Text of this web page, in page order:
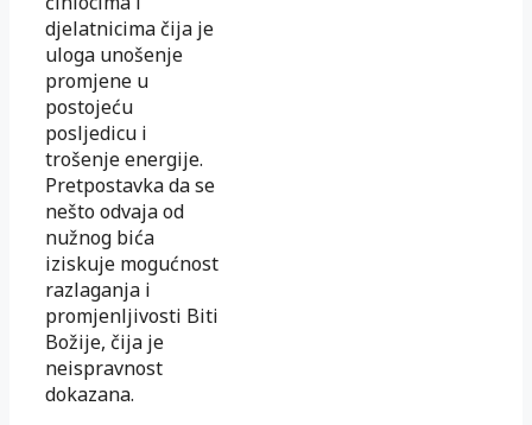
djelatnicima čija je
uloga unošenje
promjene u
postojeću
posljedicu i
trošenje energije.
Pretpostavka da se
nešto odvaja od
nužnog bića
iziskuje mogućnost
razlaganja i
promjenljivosti Biti
Božije, čija je
neispravnost
dokazana.